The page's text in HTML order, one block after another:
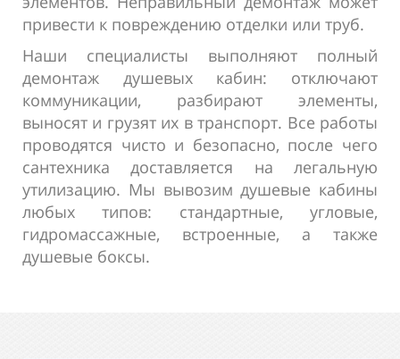
привести к повреждению отделки или труб.
Наши специалисты выполняют полный
демонтаж душевых кабин: отключают
коммуникации, разбирают элементы,
выносят и грузят их в транспорт. Все работы
проводятся чисто и безопасно, после чего
сантехника доставляется на легальную
утилизацию. Мы вывозим душевые кабины
любых типов: стандартные, угловые,
гидромассажные, встроенные, а также
душевые боксы.